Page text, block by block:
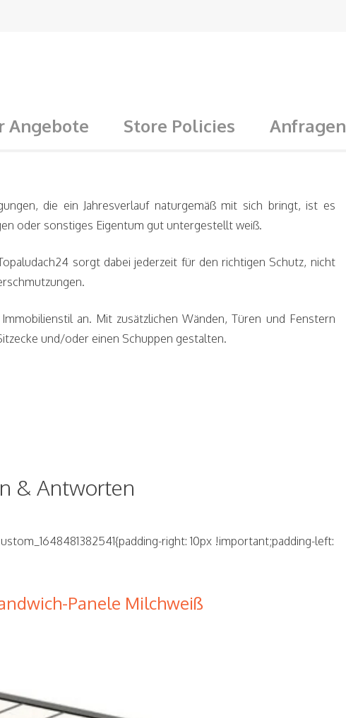
Angebote Store Policies Anfragen
die ein Jahresverlauf naturgemäß mit sich bringt, ist es
oder sonstiges Eigentum gut untergestellt weiß.
sorgt dabei jederzeit für den richtigen Schutz, nicht
an. Mit zusätzlichen Wänden, Türen und Fenstern
und/oder einen Schuppen gestalten.
& Antworten
right: 10px !important;padding-left:
Panele Milchweiß